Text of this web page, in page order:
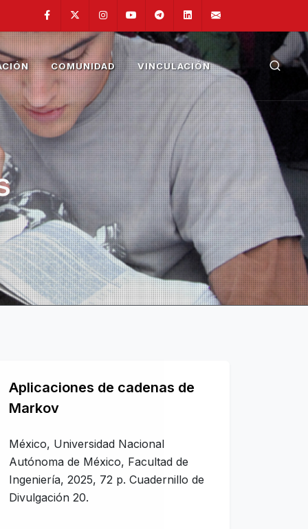
FacebookTwitter InstagramYoutubeTelegramLinkedin
COMUNIDAD VINCULACIÓN
Aplicaciones de cadenas de
Markov
México, Universidad Nacional
Autónoma de México, Facultad de
Ingeniería, 2025, 72 p. Cuadernillo de
Divulgación 20.